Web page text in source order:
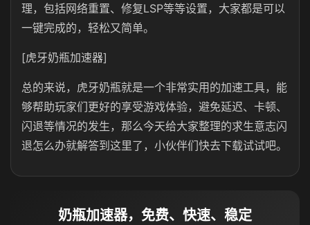
理，包括网络重置、修复LSP等等设置，大家都是可以
一键完成的，轻松又简单。
[虎牙奶瓶加速器]
总的来说，虎牙奶瓶就是一个非常实用的加速工具，能
够帮助玩家们更好的享受游戏体验，避免延迟、卡顿、
闪退等情况的发生，那么今天给大家整理的求生意志闪
退怎么办就解答到这里了，小伙伴们快去下载试试吧。
奶瓶加速器，免费、快速、稳定